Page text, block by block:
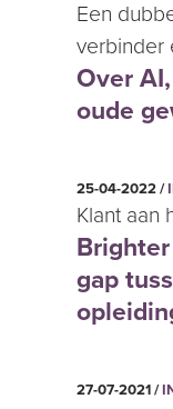
Een
verbinder
Over
oude
25-04-2022 /
Klant aan
gap
27-07-2021 /